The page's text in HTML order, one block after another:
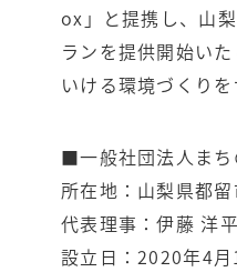
ox」と提携し、山
ランを提供開始い
いける環境づくりを
■一般社団法人ま
所在地：山梨県都
代表理事：伊藤 洋平
設立日：2020年4月